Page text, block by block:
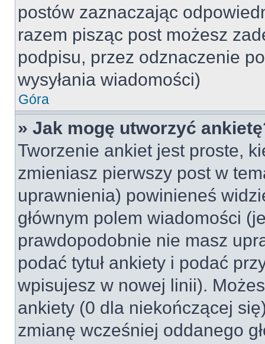
postów zaznaczając
razem pisząc post możesz
podpisu, przez odznaczenie
wysyłania wiadomości)
Góra
» Jak mogę utworzyć
Tworzenie ankiet jest proste,
zmieniasz pierwszy post w
uprawnienia) powinieneś
głównym polem wiadomości
prawdopodobnie nie masz
podać tytuł ankiety i podać
wpisujesz w nowej linii).
ankiety (0 dla niekończącej
zmianę wcześniej oddanego